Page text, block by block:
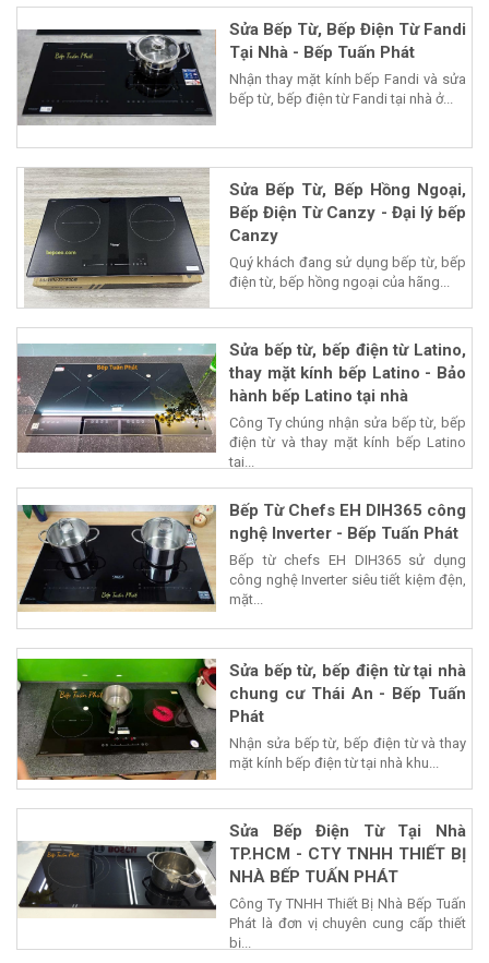
Sửa Bếp Từ, Bếp Điện Từ Fandi
Tại Nhà - Bếp Tuấn Phát
Nhận thay mặt kính bếp Fandi và sửa
bếp từ, bếp điện từ Fandi tại nhà ở...
Sửa Bếp Từ, Bếp Hồng Ngoại,
Bếp Điện Từ Canzy - Đại lý bếp
Canzy
Quý khách đang sử dụng bếp từ, bếp
điện từ, bếp hồng ngoại của hãng...
Sửa bếp từ, bếp điện từ Latino,
thay mặt kính bếp Latino - Bảo
hành bếp Latino tại nhà
Công Ty chúng nhận sửa bếp từ, bếp
điện từ và thay mặt kính bếp Latino
tại...
Bếp Từ Chefs EH DIH365 công
nghệ Inverter - Bếp Tuấn Phát
Bếp từ chefs EH DIH365 sử dụng
công nghệ Inverter siêu tiết kiệm đện,
mặt...
Sửa bếp từ, bếp điện từ tại nhà
chung cư Thái An - Bếp Tuấn
Phát
Nhận sửa bếp từ, bếp điện từ và thay
mặt kính bếp điện từ tại nhà khu...
Sửa Bếp Điện Từ Tại Nhà
TP.HCM - CTY TNHH THIẾT BỊ
NHÀ BẾP TUẤN PHÁT
Công Ty TNHH Thiết Bị Nhà Bếp Tuấn
Phát là đơn vị chuyên cung cấp thiết
bị...